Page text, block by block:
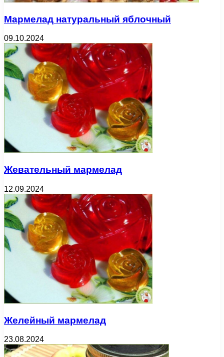
Мармелад натуральный яблочный
09.10.2024
Жевательный мармелад
12.09.2024
Желейный мармелад
23.08.2024